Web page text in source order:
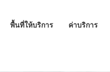
พื้นที่ให้บริการ ค่าบริการ